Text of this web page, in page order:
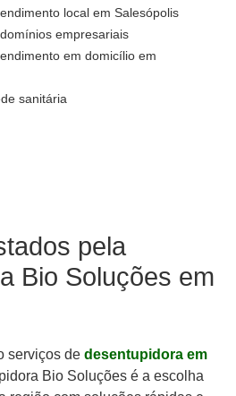
local em Salesópolis
empresariais
em domicílio em
sanitária
pela
Bio Soluções em
serviços de desentupidora em
Bio Soluções é a escolha